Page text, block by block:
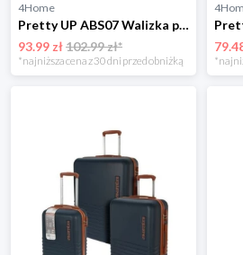
4Home
Pretty UP ABS07 Walizka podróżna, rozm. 17, szary Pretty Up
93.99 zł102.99 zł*
*najniższa cena z 30 dni przed obniżką